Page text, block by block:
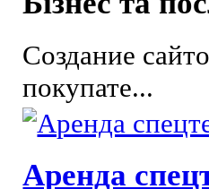
Создание
покупате...
Аренда